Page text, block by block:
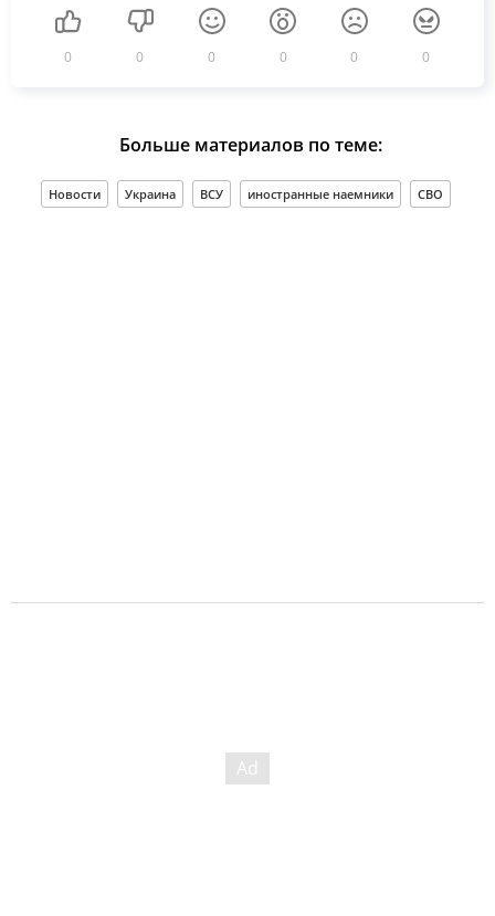
0 0 0 0 0 0
Больше материалов по теме:
Новости Украина ВСУ иностранные наемники СВО